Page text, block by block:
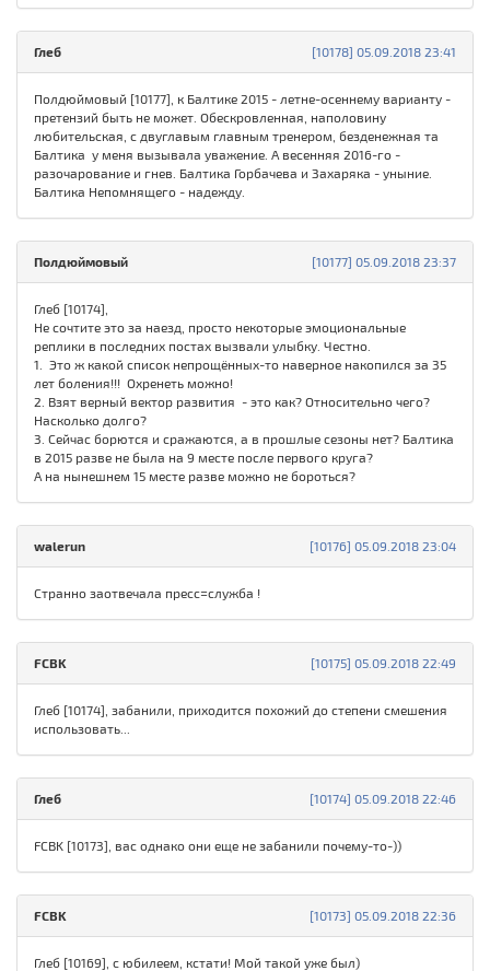
[10178] 05.09.2018 23:41
Глеб
Полдюймовый [10177], к Балтике 2015 - летне-осеннему варианту -
претензий быть не может. Обескровленная, наполовину
любительская, с двуглавым главным тренером, безденежная та
Балтика у меня вызывала уважение. А весенняя 2016-го -
разочарование и гнев. Балтика Горбачева и Захаряка - уныние.
Балтика Непомнящего - надежду.
[10177] 05.09.2018 23:37
Полдюймовый
Глеб [10174],
Не сочтите это за наезд, просто некоторые эмоциональные
реплики в последних постах вызвали улыбку. Честно.
1. Это ж какой список непрощённых-то наверное накопился за 35
лет боления!!! Охренеть можно!
2. Взят верный вектор развития - это как? Относительно чего?
Насколько долго?
3. Сейчас борются и сражаются, а в прошлые сезоны нет? Балтика
в 2015 разве не была на 9 месте после первого круга?
А на нынешнем 15 месте разве можно не бороться?
[10176] 05.09.2018 23:04
walerun
Странно заотвечала пресс=служба !
[10175] 05.09.2018 22:49
FСBK
Глеб [10174], забанили, приходится похожий до степени смешения
использовать...
[10174] 05.09.2018 22:46
Глеб
FСBK [10173], вас однако они еще не забанили почему-то-))
[10173] 05.09.2018 22:36
FСBK
Глеб [10169], с юбилеем, кстати! Мой такой уже был)